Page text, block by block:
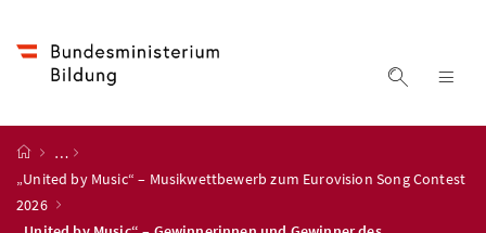
Suche
Startseite
…
„United by Music“ – Musikwettbewerb zum Eurovision Song Contest
2026